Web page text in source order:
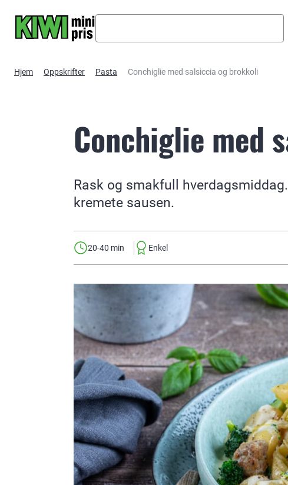
Hjem Oppskrifter Pasta Conchiglie med salsiccia og brokkoli
Conchiglie med
Rask og smakfull
kremete sausen.
20-40 min Enkel